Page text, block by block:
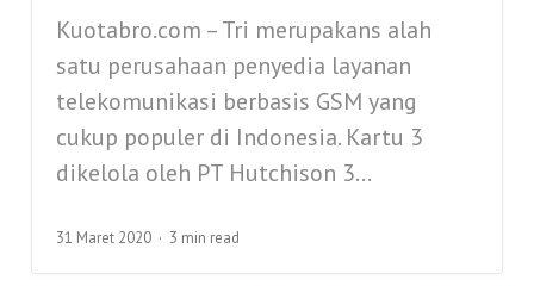
Kuotabro.com – Tri merupakans alah
satu perusahaan penyedia layanan
telekomunikasi berbasis GSM yang
cukup populer di Indonesia. Kartu 3
dikelola oleh PT Hutchison 3...
31 Maret 2020 3 min read